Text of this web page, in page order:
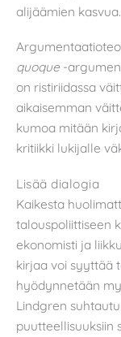
alijäämien kasvua.
quoque -
on ristiriidassa
aikaisemman
kumoa mitään
kritiikki lukijalle
Lisää dialogia
Kaikesta
talouspoliittiseen
ekonomisti ja
kirjaa voi syyttää
hyödynnetään
Lindgren
puutteellisuuksiin